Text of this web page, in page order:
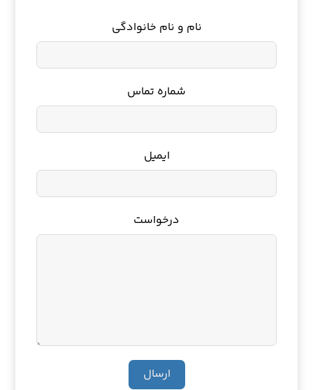
نام و نام خانوادگی
شماره تماس
ایمیل
درخواست
ارسال